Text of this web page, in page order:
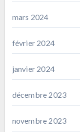
mars 2024
février 2024
janvier 2024
décembre 2023
novembre 2023